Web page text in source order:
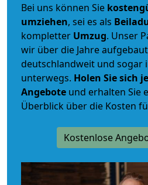
Bei uns können Sie
umziehen, sei es als
kompletter Umzug. Unser
wir über die Jahre
deutschlandweit und sogar
unterwegs. Holen Sie sich
Angebote und erhalten Sie
Überblick über die Kosten
Kostenlose